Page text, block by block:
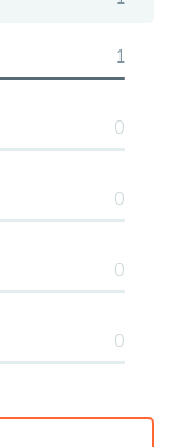
1
0
0
0
0